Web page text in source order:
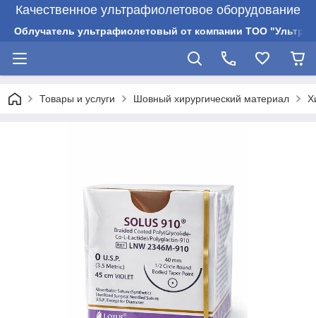
Качественное ультрафиолетовое оборудование
Облучатель ультрафиолетовый от компании ТОО
Товары и услуги Шовный хирургический материал